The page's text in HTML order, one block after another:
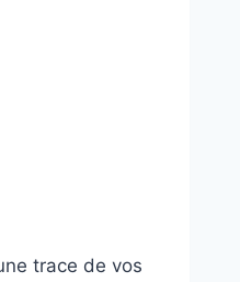
trace de vos